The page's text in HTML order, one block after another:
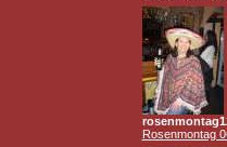
Rosenmontag